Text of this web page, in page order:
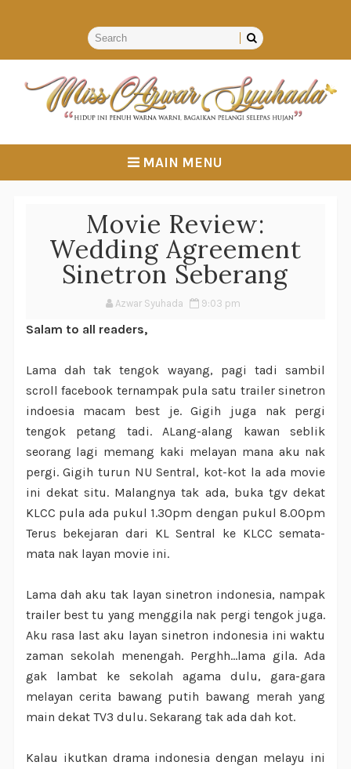
MAIN MENU
Movie Review:
Wedding Agreement
Sinetron Seberang
Azwar Syuhada 9:03 pm
Salam to all readers,
Lama dah tak tengok wayang, pagi tadi sambil
scroll facebook ternampak pula satu trailer sinetron
indoesia macam best je. Gigih juga nak pergi
tengok petang tadi. ALang-alang kawan seblik
seorang lagi memang kaki melayan mana aku nak
pergi. Gigih turun NU Sentral, kot-kot la ada movie
ini dekat situ. Malangnya tak ada, buka tgv dekat
KLCC pula ada pukul 1.30pm dengan pukul 8.00pm
Terus bekejaran dari KL Sentral ke KLCC semata-
mata nak layan movie ini.
Lama dah aku tak layan sinetron indonesia, nampak
trailer best tu yang menggila nak pergi tengok juga.
Aku rasa last aku layan sinetron indonesia ini waktu
zaman sekolah menengah. Perghh...lama gila. Ada
gak lambat ke sekolah agama dulu, gara-gara
melayan cerita bawang putih bawang merah yang
main dekat TV3 dulu. Sekarang tak ada dah kot.
Kalau ikutkan drama indonesia dengan melayu ini